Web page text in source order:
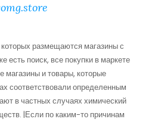
размещаются магазины с
есть поиск, все покупки в маркете
магазины и товары, которые
соответствовали определенным
в частных случаях химический
|Если по каким-то причинам